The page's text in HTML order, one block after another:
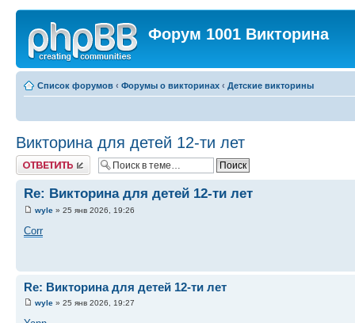
Форум 1001 Викторина
Список форумов ‹ Форумы о викторинах ‹ Детские викторины
Викторина для детей 12-ти лет
Ответить
Re: Викторина для детей 12-ти лет
wyle » 25 янв 2026, 19:26
Corr
Re: Викторина для детей 12-ти лет
wyle » 25 янв 2026, 19:27